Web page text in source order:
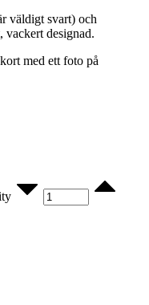
väldigt svart) och
vackert designad.
med ett foto på